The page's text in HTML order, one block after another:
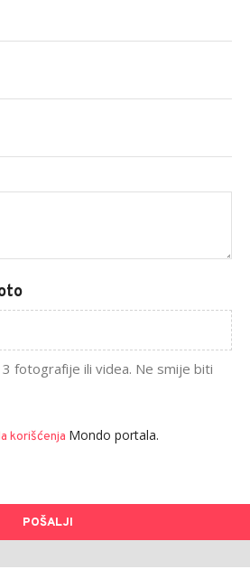
fotografije ili videa. Ne smije biti
korišćenja Mondo portala.
POŠALJI